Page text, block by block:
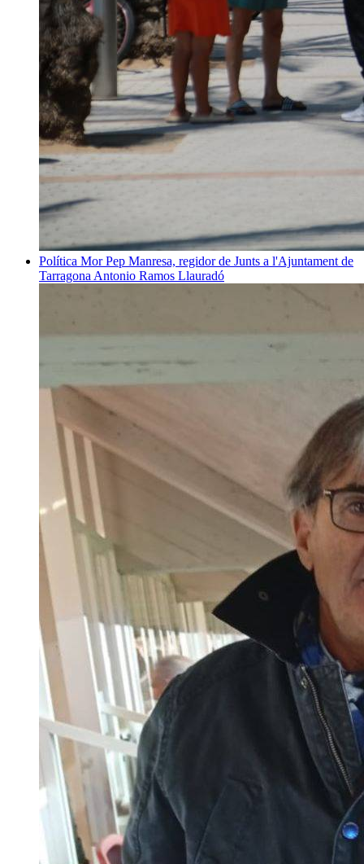
Política Mor Pep Manresa, regidor de Junts a l'Ajuntament de
Tarragona Antonio Ramos Llauradó